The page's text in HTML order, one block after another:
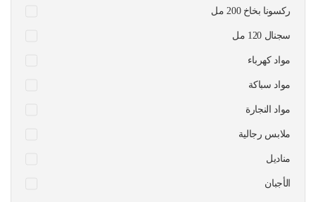
ركسونا بخاخ 200 مل
سجنال 120 مل
مواد كهرباء
مواد سباكة
مواد النجارة
ملابس رجالية
مناديل
الأجبان